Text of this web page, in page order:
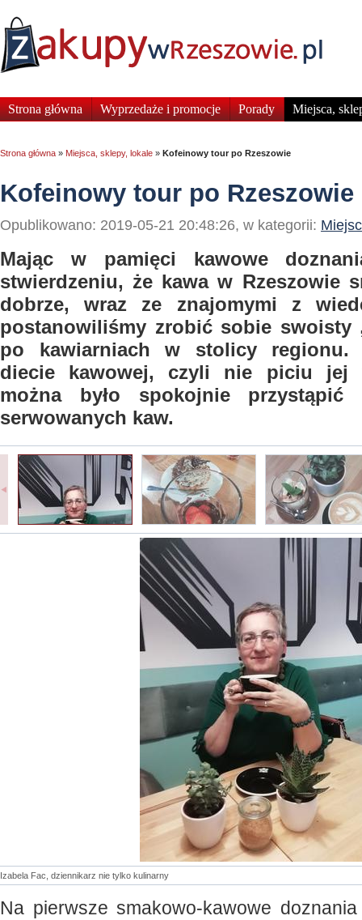
Strona główna Wyprzedaże i promocje Porady Miejsca,
Strona główna » Miejsca, sklepy, lokale » Kofeinowy tour po Rzeszowie
Kofeinowy tour po Rzeszowie
Opublikowano: 2019-05-21 20:48:26, w kategorii:
Mając w pamięci kawowe
stwierdzeniu, że kawa w Rzeszowie
dobrze, wraz ze znajomymi z
postanowiliśmy zrobić sobie swoisty
po kawiarniach w stolicy regionu.
diecie kawowej, czyli nie piciu jej
można było spokojnie przystąpić
serwowanych kaw.
Izabela Fac, dziennikarz nie tylko kulinarny
Na pierwsze smakowo-kawowe